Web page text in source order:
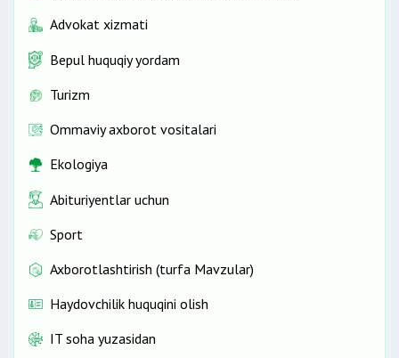
Advokat xizmati
Bepul huquqiy yordam
Turizm
Ommaviy axborot vositalari
Ekologiya
Abituriyentlar uchun
Sport
Axborotlashtirish (turfa Mavzular)
Haydovchilik huquqini olish
IT soha yuzasidan